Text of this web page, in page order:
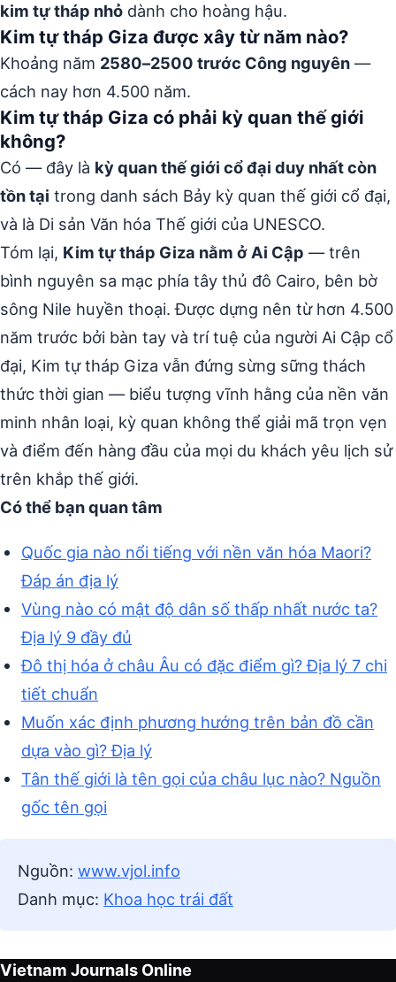
kim tự tháp nhỏ dành cho hoàng hậu.
Kim tự tháp Giza được xây từ năm nào?
Khoảng năm 2580–2500 trước Công nguyên —
cách nay hơn 4.500 năm.
Kim tự tháp Giza có phải kỳ quan thế giới
không?
Có — đây là kỳ quan thế giới cổ đại duy nhất còn
tồn tại trong danh sách Bảy kỳ quan thế giới cổ đại,
và là Di sản Văn hóa Thế giới của UNESCO.
Tóm lại, Kim tự tháp Giza nằm ở Ai Cập — trên
bình nguyên sa mạc phía tây thủ đô Cairo, bên bờ
sông Nile huyền thoại. Được dựng nên từ hơn 4.500
năm trước bởi bàn tay và trí tuệ của người Ai Cập cổ
đại, Kim tự tháp Giza vẫn đứng sừng sững thách
thức thời gian — biểu tượng vĩnh hằng của nền văn
minh nhân loại, kỳ quan không thể giải mã trọn vẹn
và điểm đến hàng đầu của mọi du khách yêu lịch sử
trên khắp thế giới.
Có thể bạn quan tâm
Quốc gia nào nổi tiếng với nền văn hóa Maori?
Đáp án địa lý
Vùng nào có mật độ dân số thấp nhất nước ta?
Địa lý 9 đầy đủ
Đô thị hóa ở châu Âu có đặc điểm gì? Địa lý 7 chi
tiết chuẩn
Muốn xác định phương hướng trên bản đồ cần
dựa vào gì? Địa lý
Tân thế giới là tên gọi của châu lục nào? Nguồn
gốc tên gọi
Nguồn: www.vjol.info
Danh mục: Khoa học trái đất
Vietnam Journals Online